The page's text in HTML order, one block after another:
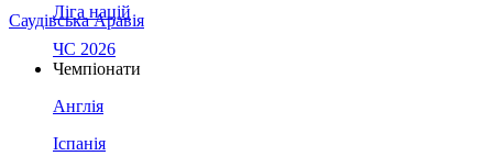
Саудівська Аравія
Ліга націй
ЧС 2026
Чемпіонати
Англія
Іспанія